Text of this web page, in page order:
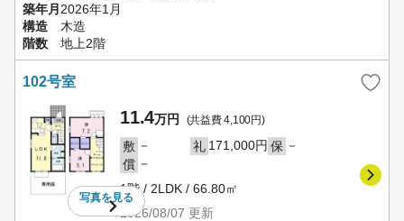
築年月 2026年1月
構造
木造
階数
地上2階
102号室
写真を見る
11.4万円 (共益費 4,100円)
敷 － 礼 171,000円 保 －
償 －
1階 / 2LDK / 66.80㎡
2026/08/07 更新